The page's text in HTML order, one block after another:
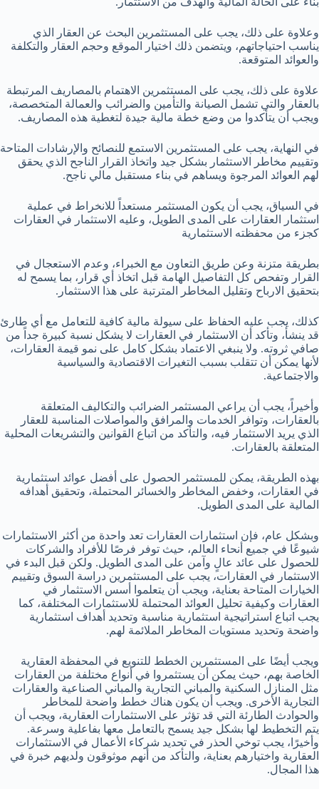
وعلاوة على ذلك، يجب على المستثمرين البحث عن العقار الذي
يناسب احتياجاتهم، ويتضمن ذلك اختيار الموقع وحجم العقار والتكلفة
والعوائد المتوقعة.
علاوة على ذلك، يجب على المستثمرين الاهتمام بالمصاريف المرتبطة
بالعقار والتي تشمل الصيانة والتأمين والضرائب والعمالة المتخصصة،
ويجب أن يتأكدوا من وضع خطة مالية جيدة لتغطية هذه المصاريف.
في النهاية، يجب على المستثمرين الاستمع للنصائح والإرشادات المتاحة
وتقييم مخاطر الاستثمار بشكل جيد واتخاذ القرار الناجح الذي يحقق
لهم العوائد المرجوة ويساهم في بناء مستقبل مالي ناجح.
في السياق، يجب أن يكون المستثمر مستعداً للانخراط في عملية
استثمار العقارات على المدى الطويل، وعليه الاستثمار في العقارات
كجزء من محفظته الاستثمارية
بطريقة متزنة وعن طريق التعاون مع الخبراء، وعدم الاستعجال في
القرار وتفحص كل التفاصيل الهامة قبل اتخاذ أي قرار، بما يسمح له
بتحقيق الارباح وتقليل المخاطر المترتبة على هذا الاستثمار.
كذلك، يجب عليه الحفاظ على سيولة مالية كافية للتعامل مع أي طارئ
قد ينشأ، وتأكد أن الاستثمار في العقارات لا يشكل نسبة كبيرة جداً من
صافي ثروته. ولا ينبغي الاعتماد بشكل كامل على نمو قيمة العقارات،
لأنها يمكن أن تتقلب بسبب التغيرات الاقتصادية والسياسية
والاجتماعية.
وأخيراً، يجب أن يراعي المستثمر الضرائب والتكاليف المتعلقة
بالعقارات، وتوافر الخدمات والمرافق والمواصلات المناسبة للعقار
الذي يريد الاستثمار فيه، والتأكد من اتباع القوانين والتشريعات المحلية
المتعلقة بالعقارات.
بهذه الطريقة، يمكن للمستثمر الحصول على أفضل عوائد استثمارية
في العقارات، وخفض المخاطر والخسائر المحتملة، وتحقيق أهدافه
المالية على المدى الطويل.
وبشكل عام، فإن استثمارات العقارات تعد واحدة من أكثر الاستثمارات
شيوعًا في جميع أنحاء العالم، حيث توفر فرصًا للأفراد والشركات
للحصول على عائد عالٍ وآمن على المدى الطويل. ولكن قبل البدء في
الاستثمار في العقارات، يجب على المستثمرين دراسة السوق وتقييم
الخيارات المتاحة بعناية، ويجب أن يتعلموا أسس الاستثمار في
العقارات وكيفية تحليل العوائد المحتملة للاستثمارات المختلفة، كما
يجب اتباع استراتيجية استثمارية مناسبة وتحديد أهداف استثمارية
واضحة وتحديد مستويات المخاطر الملائمة لهم.
ويجب أيضًا على المستثمرين الخطط للتنويع في المحفظة العقارية
الخاصة بهم، حيث يمكن أن يستثمروا في أنواع مختلفة من العقارات
مثل المنازل السكنية والمباني التجارية والمباني الصناعية والعقارات
التجارية الأخرى. ويجب أن يكون هناك خطط واضحة للمخاطر
والحوادث الطارئة التي قد تؤثر على الاستثمارات العقارية، ويجب أن
يتم التخطيط لها بشكل جيد يسمح بالتعامل معها بفاعلية وسرعة.
وأخيرًا، يجب توخي الحذر في تحديد شركاء الأعمال في الاستثمارات
العقارية واختيارهم بعناية، والتأكد من أنهم موثوقون ولديهم خبرة في
هذا المجال.